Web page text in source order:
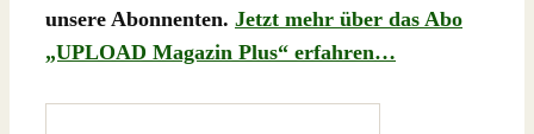
unsere Abonnenten. Jetzt mehr über das Abo
„UPLOAD Magazin Plus“ erfahren…